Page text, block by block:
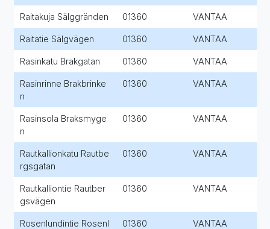
Raitakuja Sälggränden 01360 VANTAA
Raitatie Sälgvägen 01360 VANTAA
Rasinkatu Brakgatan 01360 VANTAA
Rasinrinne Brakbrinke
n
01360 VANTAA
Rasinsola Braksmyge
n
01360 VANTAA
Rautkallionkatu Rautbe
rgsgatan
01360 VANTAA
Rautkalliontie Rautber
gsvägen
01360 VANTAA
Rosenlundintie Rosenl
01360 VANTAA